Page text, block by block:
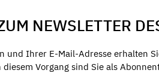
NEWSLETTER
und Ihrer E-Mail-Adresse erhalten
diesem Vorgang sind Sie als